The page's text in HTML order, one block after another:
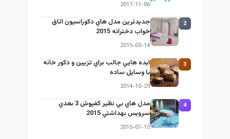
2017-11-06
2
جديدترين مدل هاي دكوراسيون اتاق
خواب دخترانه 2015
2015-03-14
3
ايده هايي جالب براي تزيين و دكور خانه
با وسايل ساده
2014-10-29
4
مدل هاي بي نظير كفپوش 3 بعدي
سرويس بهداشتي 2015
2015-01-15